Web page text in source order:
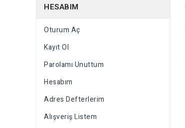
HESABIM
Oturum Aç
Kayıt Ol
Parolamı Unuttum
Hesabım
Adres Defterlerim
Alışveriş Listem